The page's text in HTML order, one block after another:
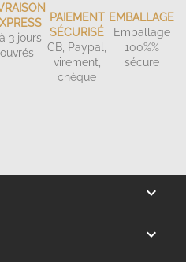
3 jours
ouvrés
PAIEMENT
SÉCURISÉ
CB, Paypal,
virement,
chèque
EMBALLAGE
Emballage
100%%
sécure

